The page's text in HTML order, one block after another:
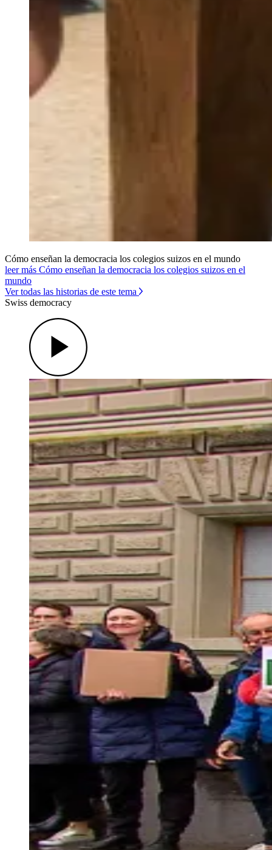
Cómo enseñan la democracia los colegios suizos en el mundo
leer más Cómo enseñan la democracia los colegios suizos en el
mundo
Ver todas las historias de este tema
Swiss democracy